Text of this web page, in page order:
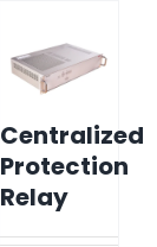
Centralized
Protection
Relay